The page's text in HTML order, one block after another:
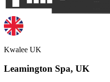
Kwalee UK
Leamington Spa, UK